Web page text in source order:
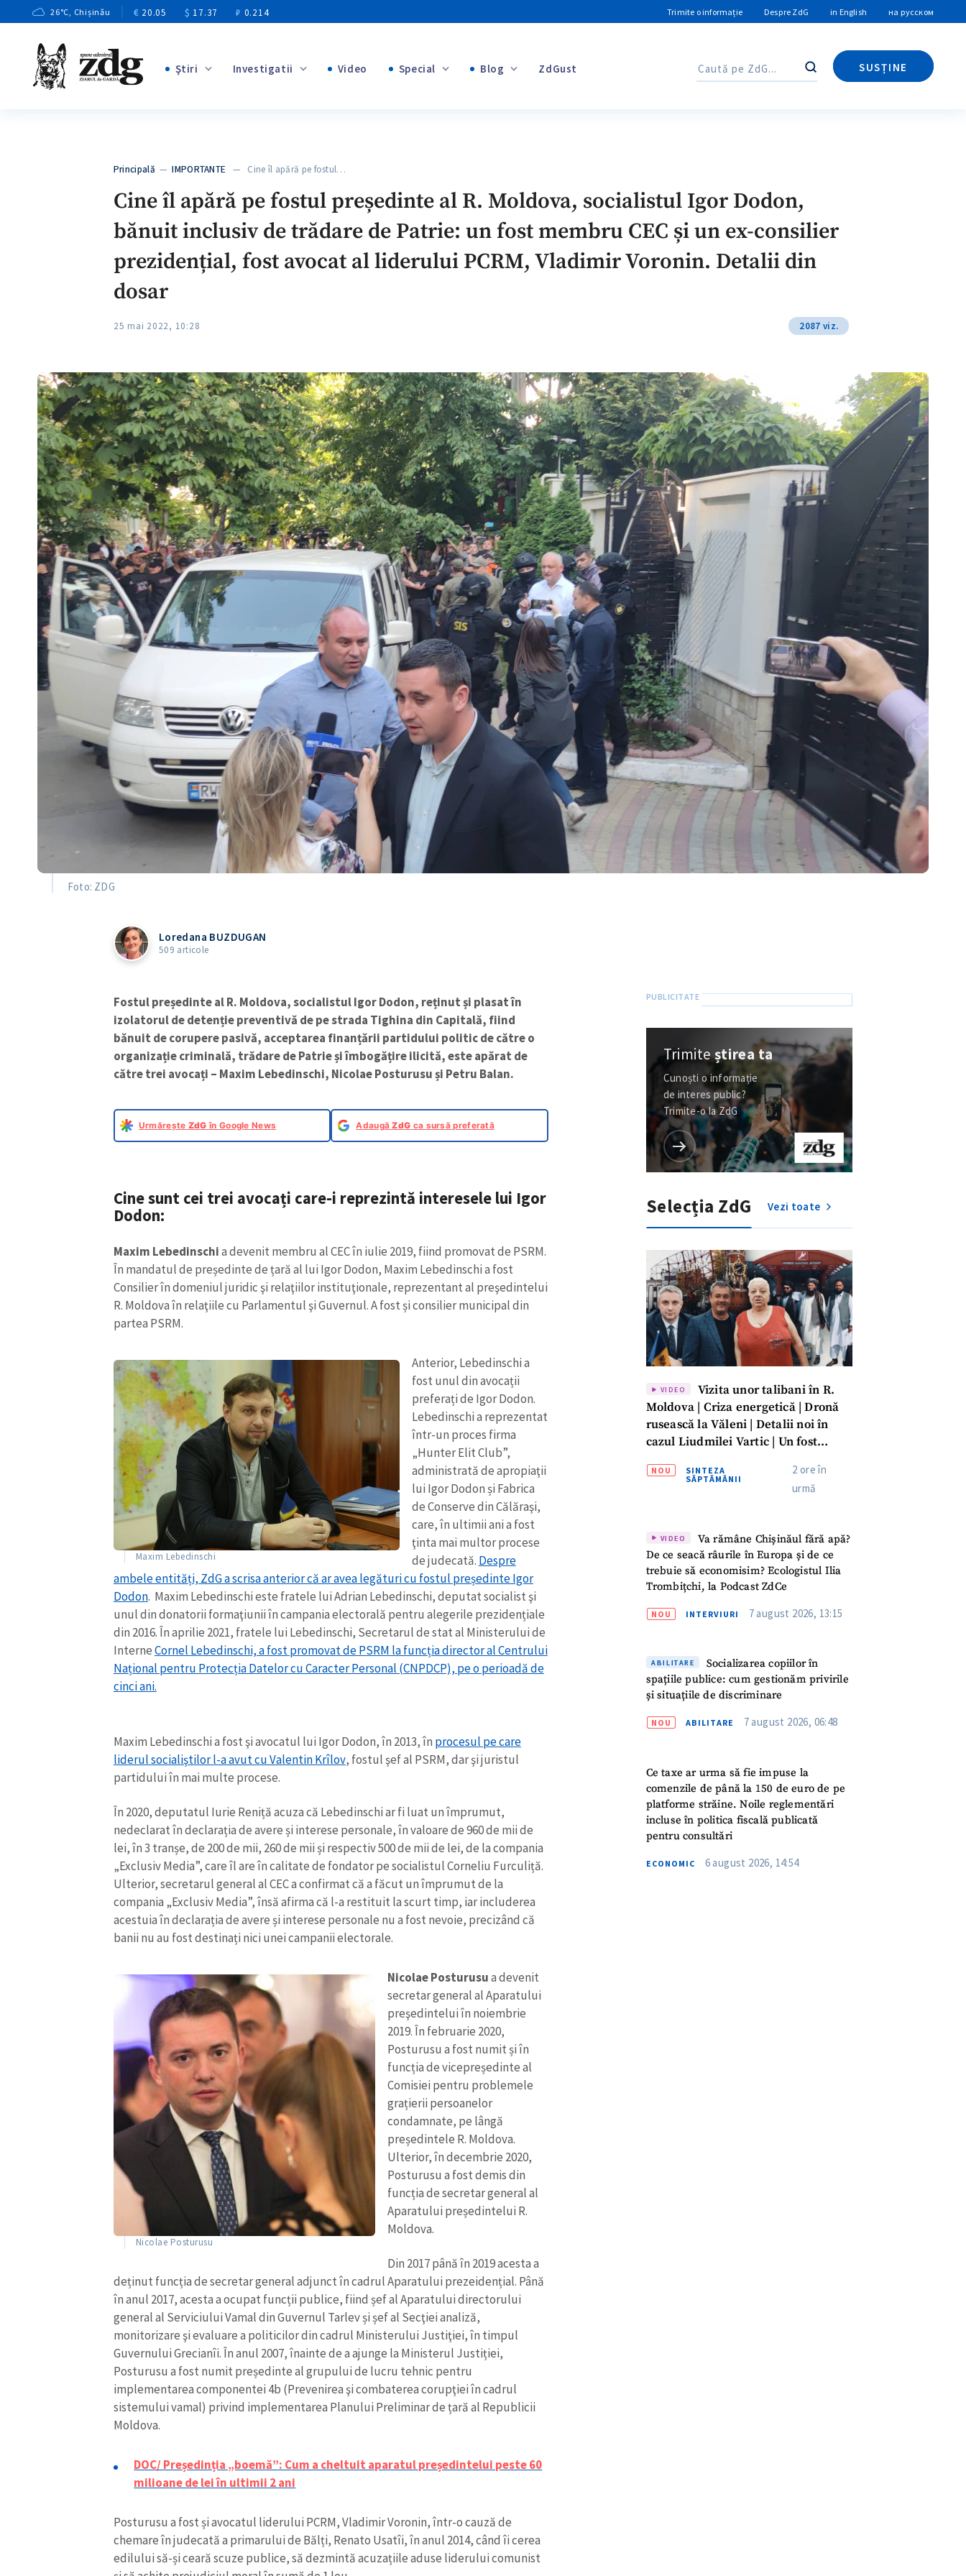
26°C, Chișinău € 20.05 $ 17.37 ₽ 0.214 Trimite o informație Despre ZdG in English на русском
Ştiri Investigatii Video Special
+1
Blog
+1
ZdGust Caută
SUSȚINE
Caută
Principală —IMPORTANTE — Cine îl apără pe fostul…
Cine îl apără pe fostul președinte al R. Moldova, socialistul Igor Dodon,
bănuit inclusiv de trădare de Patrie: un fost membru CEC și un ex-consilier
prezidențial, fost avocat al liderului PCRM, Vladimir Voronin. Detalii din
dosar
25 mai 2022, 10:28 2087 viz.
Foto: ZDG
Loredana BUZDUGAN
509 articole
Fostul președinte al R. Moldova, socialistul Igor Dodon, reținut și plasat în
izolatorul de detenție preventivă de pe strada Tighina din Capitală, fiind
bănuit de corupere pasivă, acceptarea finanțării partidului politic de către o
organizație criminală, trădare de Patrie și îmbogățire ilicită, este apărat de
către trei avocați – Maxim Lebedinschi, Nicolae Posturusu și Petru Balan.
Urmărește ZdG în Google News AdaugăZdG ca sursă preferată
Cine sunt cei trei avocați care-i reprezintă interesele lui Igor
Dodon:
Maxim Lebedinschia devenit membru al CEC în iulie 2019, fiind promovat de PSRM.
În mandatul de președinte de țară al lui Igor Dodon, Maxim Lebedinschi a fost
Consilier în domeniul juridic şi relaţiilor instituţionale, reprezentant al preşedintelui
R. Moldova în relaţiile cu Parlamentul şi Guvernul. A fost și consilier municipal din
partea PSRM.
Maxim Lebedinschi
Anterior, Lebedinschi a
fost unul din avocații
preferați de Igor Dodon.
Lebedinschi a reprezentat
într-un proces firma
„Hunter Elit Club”,
administrată de apropiaţii
lui Igor Dodon și Fabrica
de Conserve din Călăraşi,
care, în ultimii ani a fost
ţinta mai multor procese
de judecată. Despre
ambele entități, ZdG a scrisa anterior că ar avea legături cu fostul președinte Igor
Dodon. Maxim Lebedinschi este fratele lui Adrian Lebedinschi, deputat socialist şi
unul din donatorii formaţiunii în campania electorală pentru alegerile prezidențiale
din 2016.În aprilie 2021, fratele lui Lebedinschi, Secretarul de stat al Ministerului de
InterneCornel Lebedinschi, a fost promovat de PSRM la funcția director al Centrului
Național pentru Protecția Datelor cu Caracter Personal (CNPDCP), pe o perioadă de
cinci ani.
Maxim Lebedinschi a fost şi avocatul lui Igor Dodon, în 2013, în procesul pe care
liderul socialiştilor l-a avut cu Valentin Krîlov, fostul şef al PSRM, dar şi juristul
partidului în mai multe procese.
În 2020, deputatul Iurie Reniță acuza că Lebedinschi ar fi luat un împrumut,
nedeclarat în declarația de avere și interese personale, în valoare de 960 de mii de
lei, în 3 tranșe, de 200 de mii, 260 de mii și respectiv 500 de mii de lei, de la compania
„Exclusiv Media”, care îl are în calitate de fondator pe socialistul Corneliu Furculiță.
Ulterior, secretarul general al CEC a confirmat că a făcut un împrumut de la
compania „Exclusiv Media”, însă afirma că l-a restituit la scurt timp, iar includerea
acestuia în declarația de avere și interese personale nu a fost nevoie, precizând că
banii nu au fost destinați nici unei campanii electorale.
Nicolae Posturusu
Nicolae Posturusua devenit
secretar general al Aparatului
preşedintelui în noiembrie
2019. În februarie 2020,
Posturusu a fost numit și în
funcția de vicepreședinte al
Comisiei pentru problemele
grațierii persoanelor
condamnate, pe lângă
președintele R. Moldova.
Ulterior, în decembrie 2020,
Posturusu a fost demis din
funcția de secretar general al
Aparatului președintelui R.
Moldova.
Din 2017 până în 2019 acesta a
deținut funcția de secretar general adjunct în cadrul Aparatului prezeidențial. Până
în anul 2017, acesta a ocupat funcții publice, fiind șef al Aparatului directorului
general al Serviciului Vamal din Guvernul Tarlev și șef al Secţiei analiză,
monitorizare şi evaluare a politicilor din cadrul Ministerului Justiţiei, în timpul
Guvernului Grecianîi. În anul 2007, înainte de a ajunge la Ministerul Justiției,
Posturusu a fost numit președinte al grupului de lucru tehnic pentru
implementarea componentei 4b (Prevenirea şi combaterea corupţiei în cadrul
sistemului vamal) privind implementarea Planului Preliminar de țară al Republicii
Moldova.
DOC/ Președinția „boemă”: Cum a cheltuit aparatul președintelui peste 60
milioane de lei în ultimii 2 ani
Posturusu a fost și avocatul liderului PCRM, Vladimir Voronin, într-o cauză de
chemare în judecată a primarului de Bălți, Renato Usatîi, în anul 2014, când îi cerea
edilului să-și ceară scuze publice, să dezmintă acuzațiile aduse liderului comunist
Trimiteștirea ta
Cunoști o informație
de interes public?
Trimite-o la ZdG
Selecția ZdG Vezi toate
VIDEO
Vizita unor talibani în R.
Moldova | Criza energetică | Dronă
rusească la Văleni | Detalii noi în
cazul Liudmilei Vartic | Un fost
pentru îmbogățire ilicită | Averea lui
Dumitru Vangheli, sub lupa ANI |
NOU
SINTEZA
SĂPTĂMÂNII
2 ore în
urmă
VIDEO
Va rămâne Chișinăul fără apă?
De ce seacă râurile în Europa și de ce
trebuie să economisim? Ecologistul Ilia
Trombițchi, la Podcast ZdCe
NOU INTERVIURI 7 august 2026, 13:15
ABILITARE
Socializarea copiilor în
spațiile publice: cum gestionăm privirile
și situațiile de discriminare
NOU ABILITARE 7 august 2026, 06:48
Ce taxe ar urma să fie impuse la
comenzile de până la 150 de euro de pe
platforme străine. Noile reglementări
incluse în politica fiscală publicată
pentru consultări
ECONOMIC 6 august 2026, 14:54
ȘTIREA MEA
Titlu știre + Adaugă titlu
Fotografie + Încarcă imagine
Link media + Link media
+ Numele meu
+ Emailul meu
Am citit și sunt de acord cupolitica de
TRIMITE ȘTIREA